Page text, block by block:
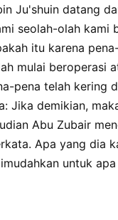
Ju'shuin datang
seolah-olah kami
itu karena
mulai beroperasi
pena telah kering
Jika demikian,
Abu Zubair
Apa yang dia
untuk